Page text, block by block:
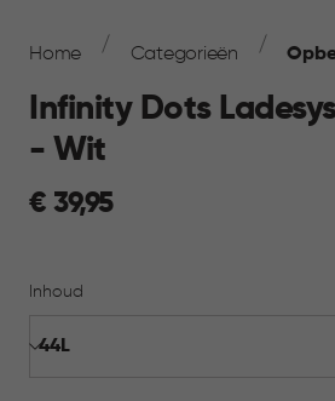
Navigation
Home Categorieën
Infinity Dots
- Wit
€
€ 39,95
Inhoud